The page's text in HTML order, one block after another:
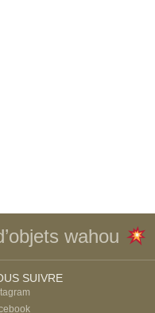
wahou
SUIVRE